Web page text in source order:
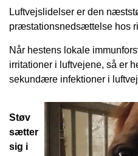
GAMASHER, SKID
CURB STRAPS
LASSO -
TWISTED X BOOTS
BELT
HATTE - COWBOY
ULD
WESTERN
Luftvejslidelser er den
præstationsnedsættelse hos
Når hestens lokale
irritationer i luftvejene, så er
sekundære infektioner i
Støv
sætter
sig i